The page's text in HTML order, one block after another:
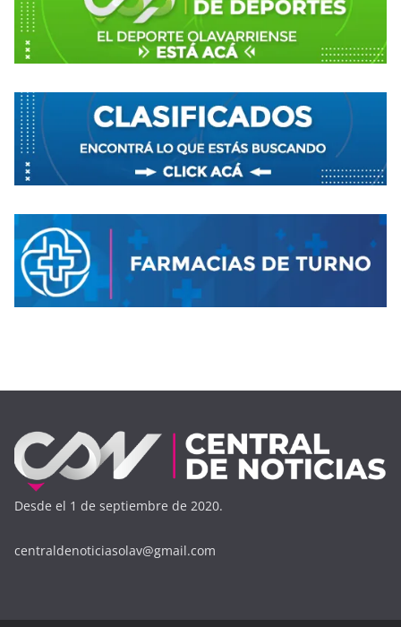
Desde el 1 de septiembre de 2020.
centraldenoticiasolav@gmail.com